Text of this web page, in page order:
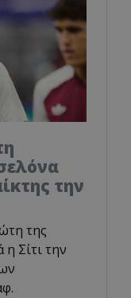
την
της
Σίτι την